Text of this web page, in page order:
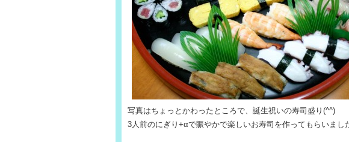
写真はちょっとかわったところで、誕生祝いの寿司盛り(^^)
3人前のにぎり+αで賑やかで楽しいお寿司を作ってもらいまし